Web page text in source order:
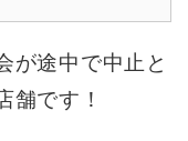
が途中で中止と
舗です！